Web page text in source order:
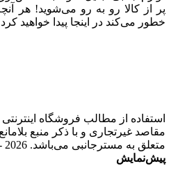
پر از کالا رو به رو می‌شوید! هر
خطور می‌کند در اینجا پیدا خواهید
استفاده از مطالب فروشگاه
مقاصد غیرتجاری و با ذکر منبع
متعلق به مسترجانبی می‌باشد. Copyright © 2012 - 2026
پیش‌نمایش